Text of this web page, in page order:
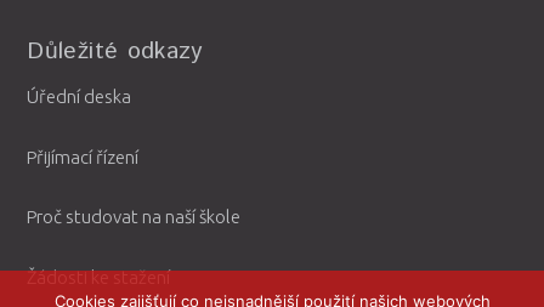
Důležité odkazy
Úřední deska
Přijímací řízení
Proč studovat na naší škole
Žádosti ke stažení
Cookies zajišťují co nejsnadnější použití našich webových